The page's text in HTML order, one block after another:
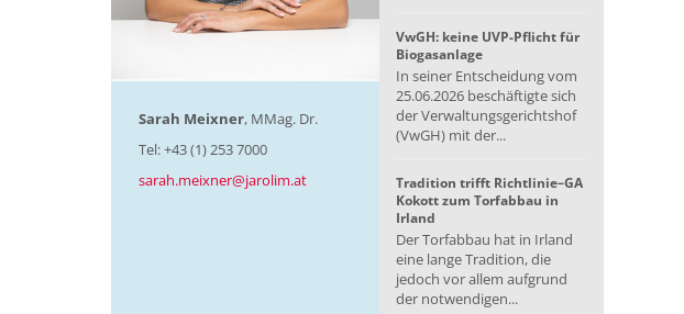
Sarah Meixner MMag. Dr.
Tel: +43 (1) 253 7000
sarah.meixner@jarolim.at
VwGH: keine UVP-Pflicht für
Biogasanlage
In seiner Entscheidung vom
25.06.2026 beschäftigte sich
der Verwaltungsgerichtshof
(VwGH) mit der...
Tradition trifft Richtlinie–GA
Kokott zum Torfabbau in
Irland
Der Torfabbau hat in Irland
eine lange Tradition, die
jedoch vor allem aufgrund
der notwendigen...